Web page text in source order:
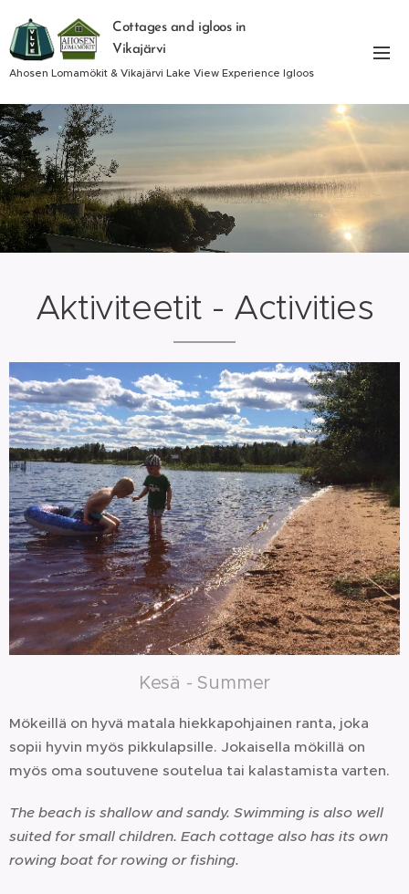
Cottages and igloos in
Vikajärvi
Ahosen Lomamökit & Vikajärvi Lake View Experience Igloos
Aktiviteetit - Activities
Kesä - Summer
Mökeillä on hyvä matala hiekkapohjainen ranta, joka
sopii hyvin myös pikkulapsille. Jokaisella mökillä on
myös oma soutuvene soutelua tai kalastamista varten.
The beach is shallow and sandy. Swimming is also well
suited for small children. Each cottage also has its own
rowing boat for rowing or fishing.